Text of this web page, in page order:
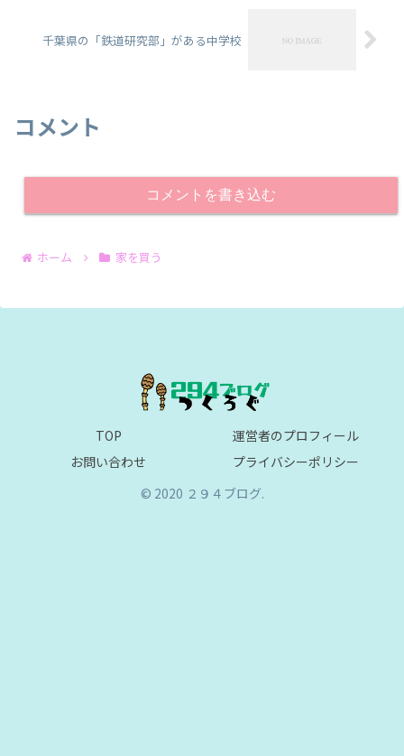
千葉県の「鉄道研究部」がある中学校
コメント
コメントを書き込む
ホーム 家を買う
TOP
運営者のプロフィール
お問い合わせ
プライバシーポリシー
© 2020 ２９４ブログ.